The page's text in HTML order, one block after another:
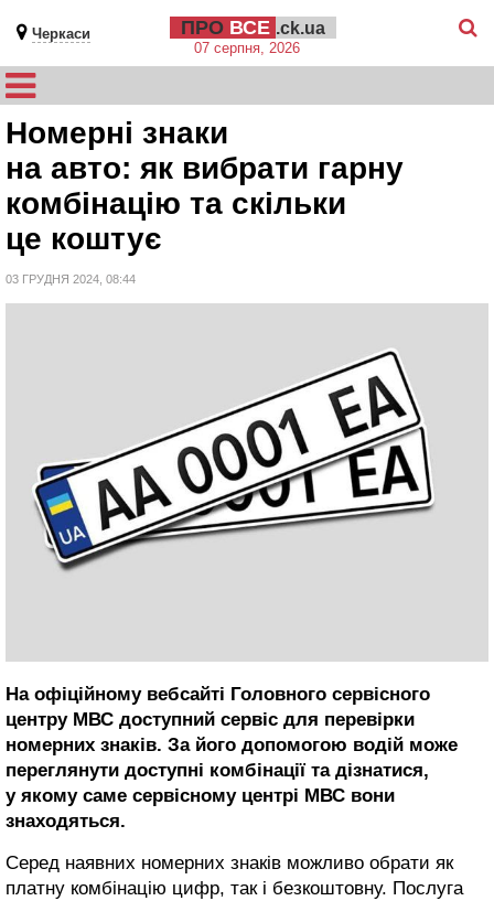
Черкаси ПРО ВСЕ .ck.ua
07 серпня, 2026
Номерні знаки
на авто: як вибрати гарну
комбінацію та скільки
це коштує
03 ГРУДНЯ 2024, 08:44
На офіційному вебсайті Головного сервісного
центру МВС доступний сервіс для перевірки
номерних знаків. За його допомогою водій може
переглянути доступні комбінації та дізнатися,
у якому саме сервісному центрі МВС вони
знаходяться.
Серед наявних номерних знаків можливо обрати як
платну комбінацію цифр, так і безкоштовну. Послуга